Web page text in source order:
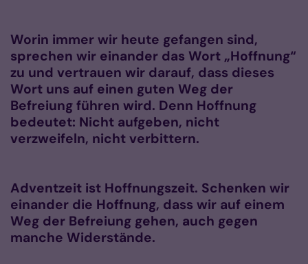
Worin immer wir heute gefangen sind,
sprechen wir einander das Wort „Hoffnung“
zu und vertrauen wir darauf, dass dieses
Wort uns auf einen guten Weg der
Befreiung führen wird. Denn Hoffnung
bedeutet: Nicht aufgeben, nicht
verzweifeln, nicht verbittern.
Adventzeit ist Hoffnungszeit. Schenken wir
einander die Hoffnung, dass wir auf einem
Weg der Befreiung gehen, auch gegen
manche Widerstände.